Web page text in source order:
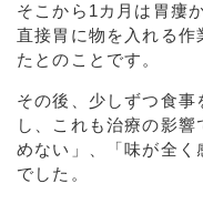
そこから1カ月は胃瘻
直接胃に物を入れる作
たとのことです。
その後、少しずつ食
し、これも治療の影
めない」、「味が全く
でした。